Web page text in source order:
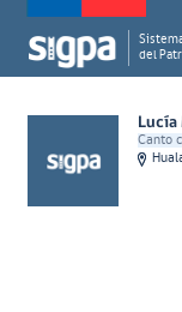
del
Lucía
Canto